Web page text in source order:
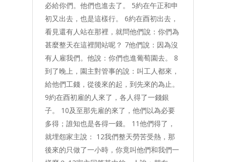
必給你們。他們也進去了。 5約在午正和申
初又出去，也是這樣行。 6約在酉初出去，
看見還有人站在那裡，就問他們說：你們為
甚麼整天在這裡閒站呢？ 7他們說：因為沒
有人雇我們。他說：你們也進葡萄園去。 8
到了晚上，園主對管事的說：叫工人都來，
給他們工錢，從後來的起，到先來的為止。
9約在酉初雇的人來了，各人得了一錢銀
子。 10及至那先雇的來了，他們以為必要
多得；誰知也是各得一錢。 11他們得了，
就埋怨家主說： 12我們整天勞苦受熱，那
後來的只做了一小時，你竟叫他們和我們一